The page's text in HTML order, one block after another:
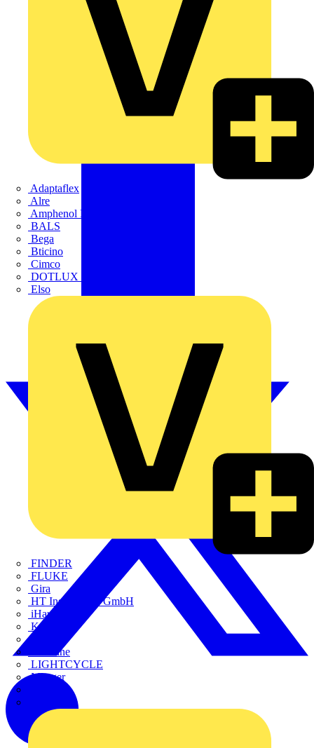
Adaptaflex
Alre
Amphenol FTG
BALS
Bega
Bticino
Cimco
DOTLUX GmbH
Elso
FINDER
FLUKE
Gira
HT Instruments GmbH
iHaus
Kaufel
Lichtline
LIGHTCYCLE
Megger